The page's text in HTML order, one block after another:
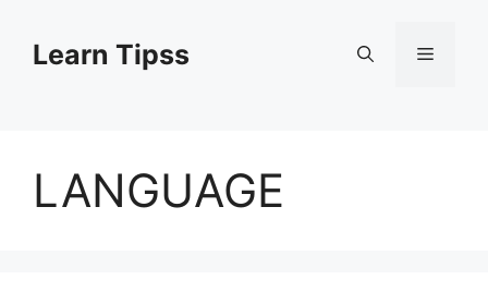
contentLearn Tipss Menu
LANGUAGE